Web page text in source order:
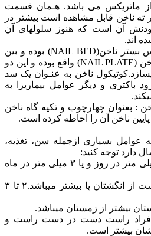
ماتریکس می باشد. هـمان قسمت
ناخن قابل مشاهده است بیشتر در
آن است که هنوز سلولهای آن
اند.
” : ادامه پوس بستر ناخن(NAIL BED) بوده و بین
پوست انگشتان و صفـحـه ناخن (NAIL PLATE) واقع بوده و این دو
ناخن به عنـوان یک سد
و دیگر عوامل بیماریزا به
: بعنوان چهارچوب و تکیه گاه ناخن
ناخن آن را احاطه کرده است.
بسیاری ازجمله سن، تغذیه،
دارد توجه کنید:
۱_ ناخن بطور طبیعی ۰٫۱ میلی متر در روز و یا ۳ میلی متر در ماه
۲_ سرعت رشد انگشتان دست از انگشتان پا بیشتر میباشد.۲ تا ۳
افراد راست دست در دست راست و
بیشتر است.